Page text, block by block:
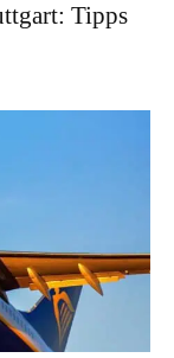
Tipps